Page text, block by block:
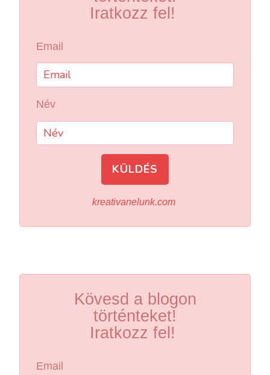
Iratkozz fel!
Email
Név
KÜLDÉS
kreativanelunk.com
Kövesd a blogon
történteket!
Iratkozz fel!
Email